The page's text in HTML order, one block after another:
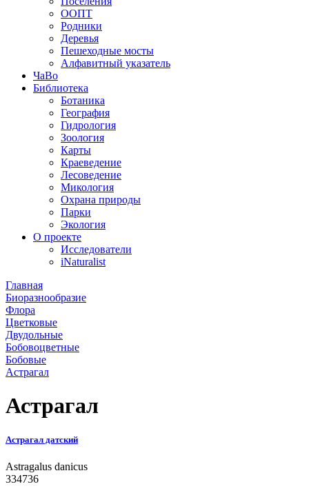
ООПТ
Родники
Деревья
Пешеходные мосты
Алфавитный указатель
ЧаВо
Библиотека
Ботаника
География
Гидрология
Зоология
Карты
Краеведение
Лесоведение
Микология
Охрана природы
Парки
Экология
О проекте
Исследователи
iNaturalist
Главная
Биоразнообразие
Флора
Цветковые
Двудольные
Бобовоцветные
Бобовые
Астрагал
Астрагал
Астрагал датский
Astragalus danicus
334736